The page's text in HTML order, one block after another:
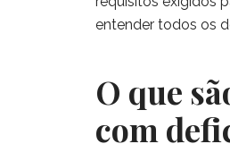
entender todos os
O que
com